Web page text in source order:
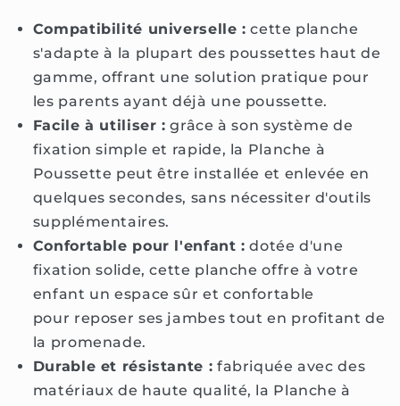
Compatibilité universelle : cette planche
s'adapte à la plupart des poussettes haut de
gamme, offrant une solution pratique pour
les parents ayant déjà une poussette.
Facile à utiliser : grâce à son système de
fixation simple et rapide, la Planche à
Poussette peut être installée et enlevée en
quelques secondes, sans nécessiter d'outils
supplémentaires.
Confortable pour l'enfant : dotée d'une
fixation solide, cette planche offre à votre
enfant un espace sûr et confortable
pour reposer ses jambes tout en profitant de
la promenade.
Durable et résistante : fabriquée avec des
matériaux de haute qualité, la Planche à